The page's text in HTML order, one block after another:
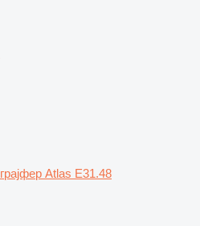
грајфер Atlas E31.48